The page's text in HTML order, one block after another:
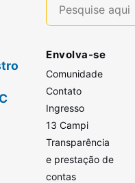
Envolva-se
Comunidade
Contato
Ingresso
13 Campi
Transparência
e prestação de
contas